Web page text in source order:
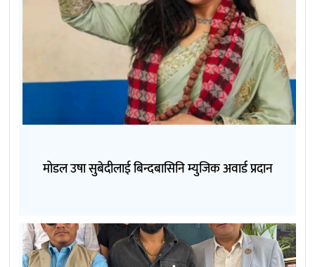
मोडल उषा सुबेदीलाई बिन्दबासिनि म्युजिक अवार्ड प्रदान